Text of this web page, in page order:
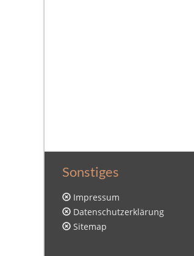
Sonstiges
Impressum
Datenschutzerklärung
Sitemap